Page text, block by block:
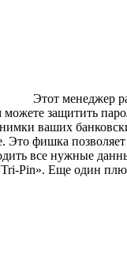
Этот менеджер
защитить
ваших
фишка
все нужные
Pin». Еще один